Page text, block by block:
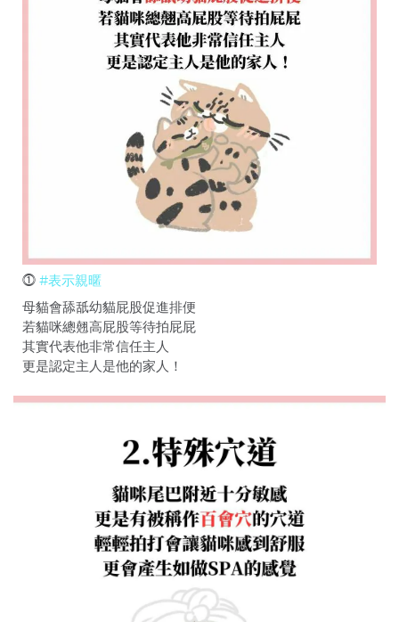
⓵ #表示親暱
母貓會舔舐幼貓屁股促進排便
若貓咪總翹高屁股等待拍屁屁
其實代表他非常信任主人
更是認定主人是他的家人！